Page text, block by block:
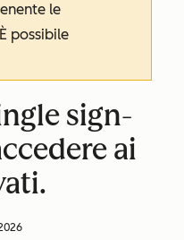
le
possibile
sign-
ai